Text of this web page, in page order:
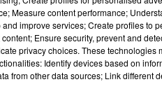
1 : l'école primaire
Measure content performance;
improve services; Create profiles to
Ensure security, prevent and
privacy choices. These technologies
Identify devices based on
from other data sources; Link different